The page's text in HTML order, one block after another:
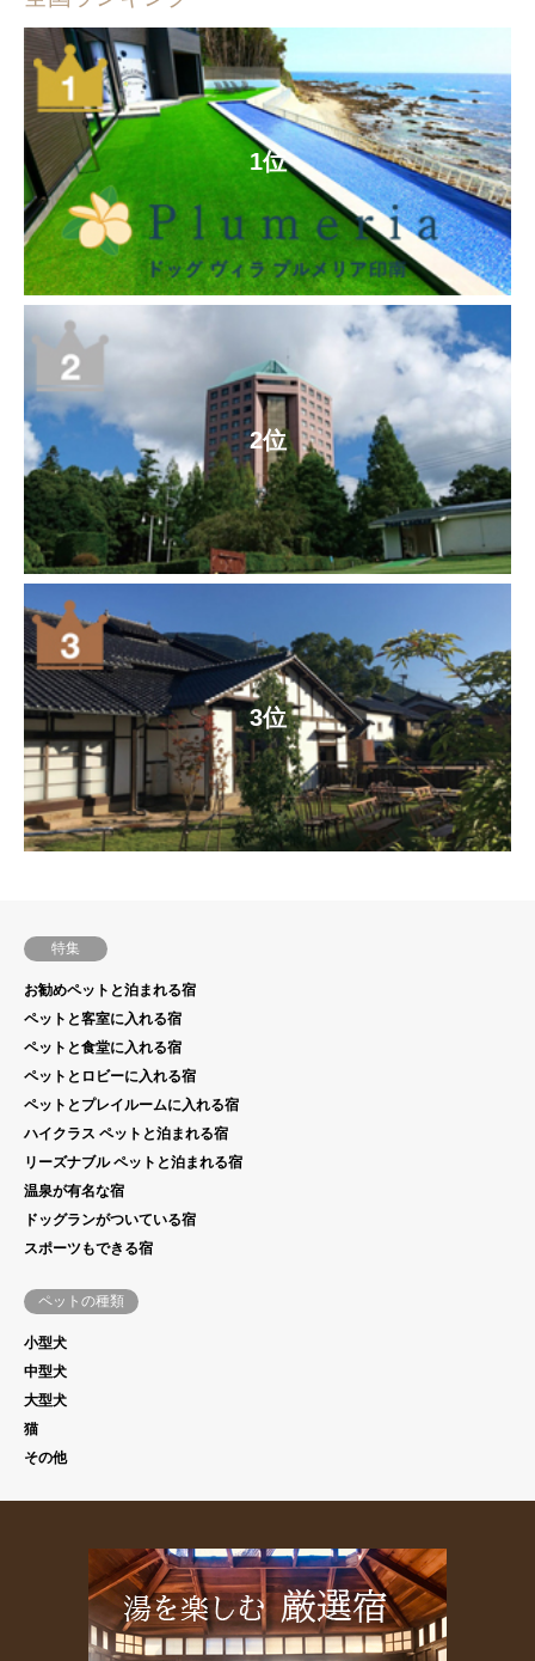
1位
2位
3位
特集
お勧めペットと泊まれる宿
ペットと客室に入れる宿
ペットと食堂に入れる宿
ペットとロビーに入れる宿
ペットとプレイルームに入れる宿
ハイクラス ペットと泊まれる宿
リーズナブル ペットと泊まれる宿
温泉が有名な宿
ドッグランがついている宿
スポーツもできる宿
ペットの種類
小型犬
中型犬
大型犬
猫
その他